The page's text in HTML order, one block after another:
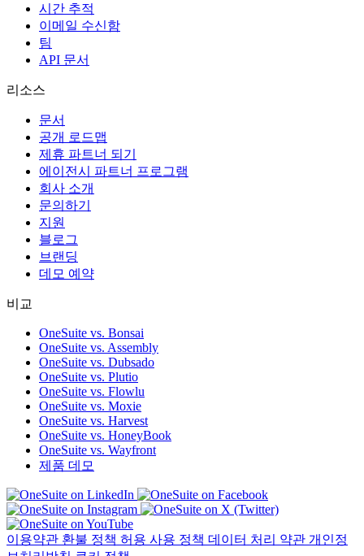
시간 추적
이메일 수신함
팀
API 문서
리소스
문서
공개 로드맵
제휴 파트너 되기
에이전시 파트너 프로그램
회사 소개
문의하기
지원
블로그
브랜딩
데모 예약
비교
OneSuite vs. Bonsai
OneSuite vs. Assembly
OneSuite vs. Dubsado
OneSuite vs. Plutio
OneSuite vs. Flowlu
OneSuite vs. Moxie
OneSuite vs. Harvest
OneSuite vs. HoneyBook
OneSuite vs. Wayfront
제품 데모
이용약관 환불 정책 허용 사용 정책 데이터 처리 약관 개인정